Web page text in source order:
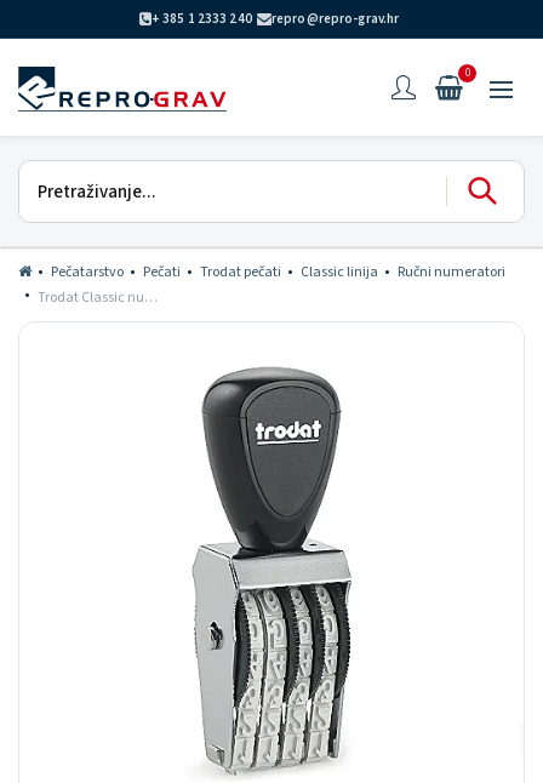
+ 385 1 2333 240 repro@repro-grav.hr
0
Pečatarstvo Pečati Trodat pečati Classic linija
Ručni numeratori
Trodat Classic numerator 5 mm